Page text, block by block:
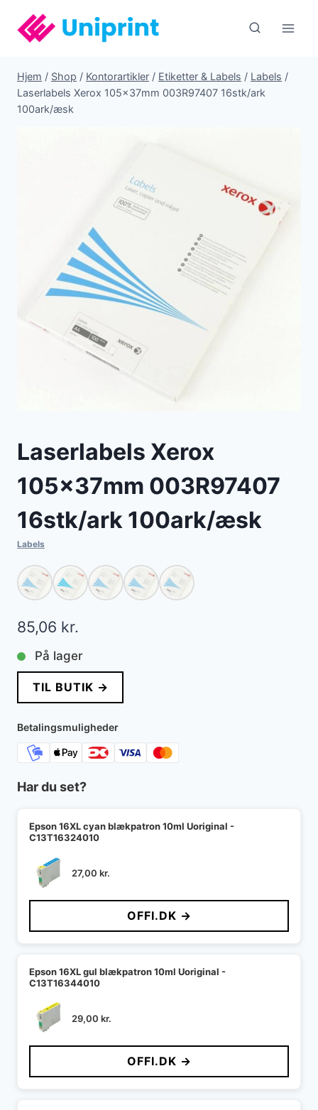
indhold
Hjem / Shop / Kontorartikler / Etiketter & Labels / Labels /
Laserlabels Xerox 105x37mm 003R97407 16stk/ark
100ark/æsk
Laserlabels Xerox
105x37mm 003R97407
16stk/ark 100ark/æsk
Labels
85,06 kr.
På lager
TIL BUTIK →
Betalingsmuligheder
Har du set?
Epson 16XL cyan blækpatron 10ml Uoriginal -
C13T16324010
27,00 kr.
OFFI.DK →
Epson 16XL gul blækpatron 10ml Uoriginal -
C13T16344010
29,00 kr.
OFFI.DK →